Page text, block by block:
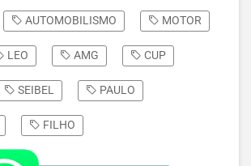
AUTOMOBILISMO MOTOR
LEO AMG CUP
SEIBEL PAULO
FILHO